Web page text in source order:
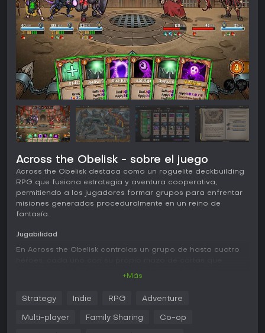
Across the Obelisk - sobre el juego
Across the Obelisk destaca como un roguelite deckbuilding
RPG que fusiona estrategia y aventura cooperativa,
permitiendo a los jugadores formar grupos para enfrentar
misiones generadas proceduralmente en un reino de
fantasía.
Jugabilidad
En Across the Obelisk controlas un grupo de hasta cuatro
robas cartas para ejecutar acciones como infligir daño,
aplicar efectos de estado o potenciar aliados. Mientras
+Más
Strategy Indie RPG Adventure
Multi-player Family Sharing Co-op